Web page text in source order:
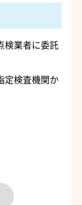
検業者に委託
定検査機関か